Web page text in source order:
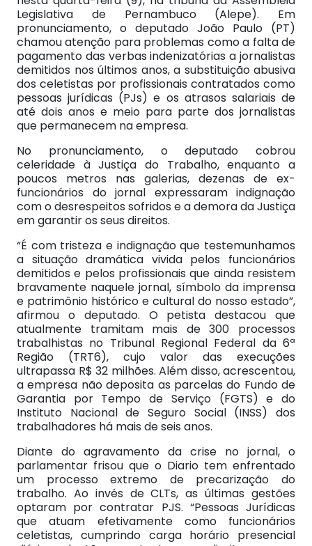
Legislativa de Pernambuco (Alepe). Em
pronunciamento, o deputado João Paulo (PT)
chamou atenção para problemas como a falta de
pagamento das verbas indenizatórias a jornalistas
demitidos nos últimos anos, a substituição abusiva
dos celetistas por profissionais contratados como
pessoas jurídicas (PJs) e os atrasos salariais de
até dois anos e meio para parte dos jornalistas
que permanecem na empresa.
No pronunciamento, o deputado cobrou
celeridade à Justiça do Trabalho, enquanto a
poucos metros nas galerias, dezenas de ex-
funcionários do jornal expressaram indignação
com o desrespeitos sofridos e a demora da Justiça
em garantir os seus direitos.
“É com tristeza e indignação que testemunhamos
a situação dramática vivida pelos funcionários
demitidos e pelos profissionais que ainda resistem
bravamente naquele jornal, símbolo da imprensa
e patrimônio histórico e cultural do nosso estado”,
afirmou o deputado. O petista destacou que
atualmente tramitam mais de 300 processos
trabalhistas no Tribunal Regional Federal da 6ª
Região (TRT6), cujo valor das execuções
ultrapassa R$ 32 milhões. Além disso, acrescentou,
a empresa não deposita as parcelas do Fundo de
Garantia por Tempo de Serviço (FGTS) e do
Instituto Nacional de Seguro Social (INSS) dos
trabalhadores há mais de seis anos.
Diante do agravamento da crise no jornal, o
parlamentar frisou que o Diario tem enfrentado
um processo extremo de precarização do
trabalho. Ao invés de CLTs, as últimas gestões
optaram por contratar PJS. “Pessoas Jurídicas
que atuam efetivamente como funcionários
celetistas, cumprindo carga horário presencial